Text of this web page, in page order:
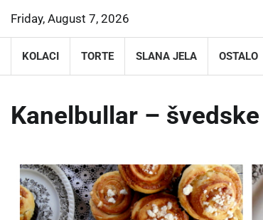
content
Friday, August 7, 2026
KOLACI TORTE SLANA JELA OSTALO
Kanelbullar –